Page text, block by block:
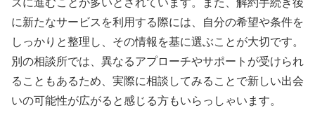
ズに進むことが多いとされています。また、解約手続き後
に新たなサービスを利用する際には、自分の希望や条件を
しっかりと整理し、その情報を基に選ぶことが大切です。
別の相談所では、異なるアプローチやサポートが受けられ
ることもあるため、実際に相談してみることで新しい出会
いの可能性が広がると感じる方もいらっしゃいます。